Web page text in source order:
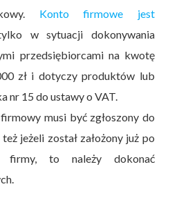
Konto firmowe jest
w sytuacji dokonywania
przedsiębiorcami na kwotę
zł i dotyczy produktów lub
nr 15 do ustawy o VAT.
musi być zgłoszony do
jeżeli został założony już po
firmy, to należy dokonać